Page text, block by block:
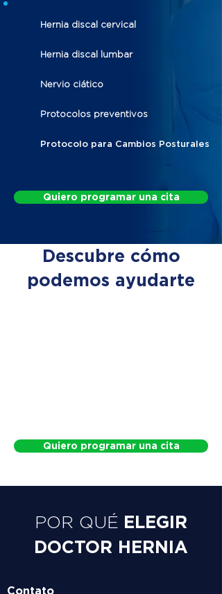
Hernia discal cervical
Hernia discal lumbar
Nervio ciático
Protocolos preventivos
Protocolo para Cambios Posturales
Quiero programar una cita
Descubre cómo
podemos ayudarte
Quiero programar una cita
POR QUÉ ELEGIR
DOCTOR HERNIA
Contato